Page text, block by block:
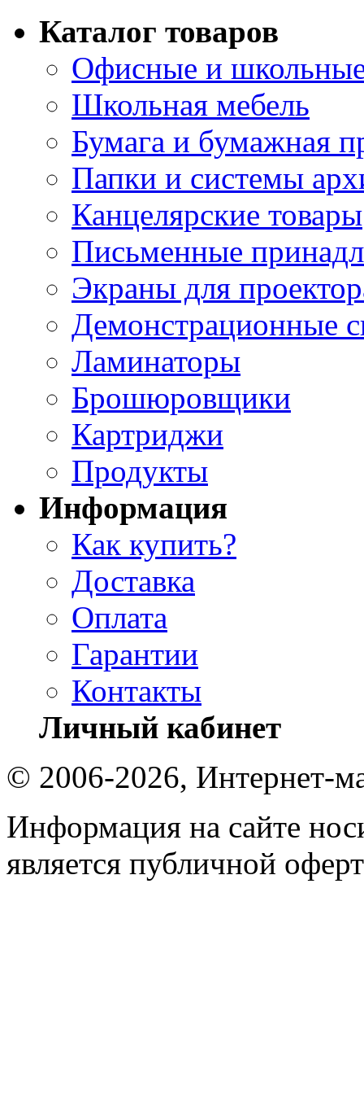
Каталог товаров
Офисные и
Школьная мебель
Бумага и бумажная
Папки и системы
Канцелярские товары
Письменные
Экраны для
Демонстрационные
Ламинаторы
Брошюровщики
Картриджи
Продукты
Информация
Как купить?
Доставка
Оплата
Гарантии
Контакты
Личный кабинет
© 2006-2026, Интернет-
Информация на сайте
является публичной